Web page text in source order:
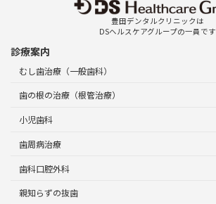
豊田デンタルクリニックは
DSヘルスケアグループの一員です
診療案内
むし歯治療（一般歯科）
歯の根の治療（根管治療）
小児歯科
歯周病治療
歯科口腔外科
親知らずの抜歯